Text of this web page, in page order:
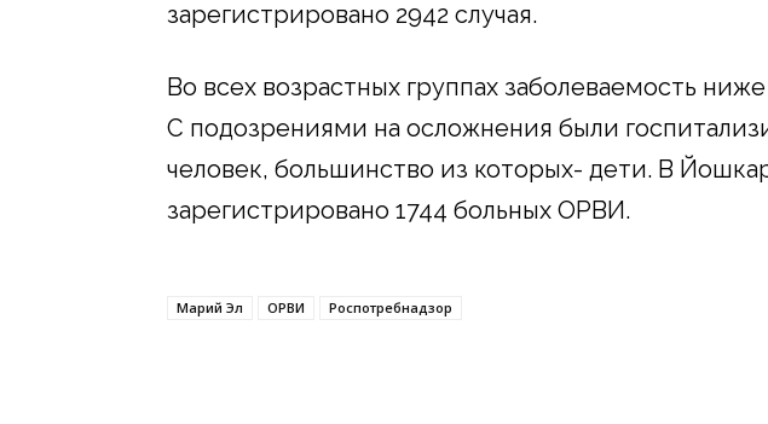
зарегистрировано 2942 случая.
Во всех возрастных группах заболеваемость
С подозрениями на осложнения были
человек, большинство из которых- дети. В
зарегистрировано 1744 больных ОРВИ.
Марий Эл ОРВИ Роспотребнадзор